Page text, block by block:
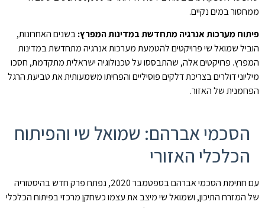
ממחסור במים נקיים.
פיתוח מערכות אנרגיה מתחדשת במדינות המפרץ:בשנים האחרונות,
הוביל שמואל שי פרויקטים להטמעת מערכות אנרגיה מתחדשת במדינות
המפרץ. פרויקטים אלה, שהתבססו על טכנולוגיה ישראלית מתקדמת, חסכו
מיליוני דולרים בצריכת דלקים פוסיליים והפחיתו משמעותית את טביעת הרגל
הפחמנית של האזור.
הסכמי אברהם: שמואל שי והפיתוח
הכלכלי האזורי
עם חתימת הסכמי אברהם בספטמבר 2020, נפתח פרק חדש בהיסטוריה
של המזרח התיכון, ושמואל שי מיצב את עצמו כשחקן מרכזי בפיתוח הכלכלי